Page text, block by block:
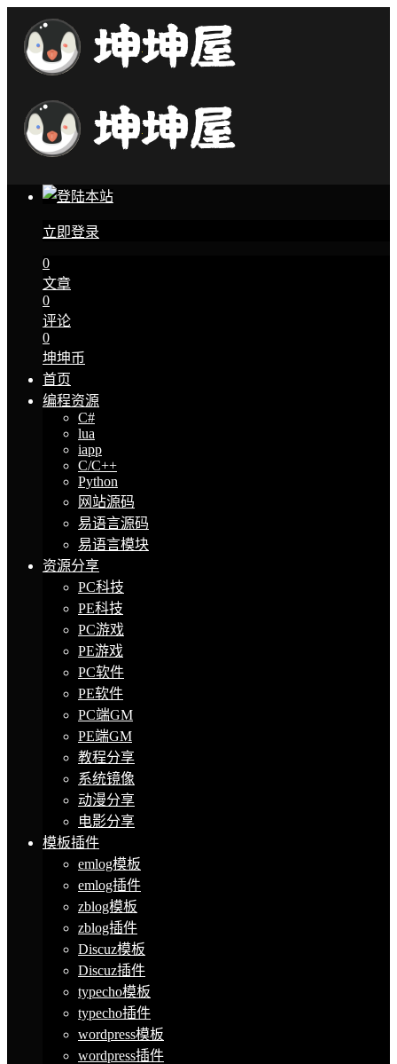
立即登录
0
文章
0
评论
0
坤坤币
首页
编程资源
C#
lua
iapp
C/C++
Python
网站源码
易语言源码
易语言模块
资源分享
PC科技
PE科技
PC游戏
PE游戏
PC软件
PE软件
PC端GM
PE端GM
教程分享
系统镜像
动漫分享
电影分享
模板插件
emlog模板
emlog插件
zblog模板
zblog插件
Discuz模板
Discuz插件
typecho模板
typecho插件
wordpress模板
wordpress插件